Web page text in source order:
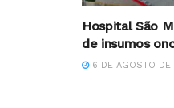
Hospital São
de insumos
6 DE AGOSTO DE